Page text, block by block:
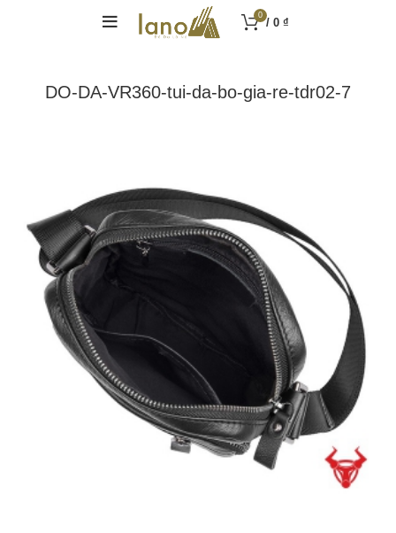
0
/ 0 ₫
DO-DA-VR360-tui-da-bo-gia-re-tdr02-7